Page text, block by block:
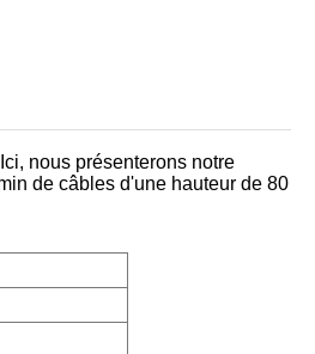
nous présenterons notre
de câbles d'une hauteur de 80